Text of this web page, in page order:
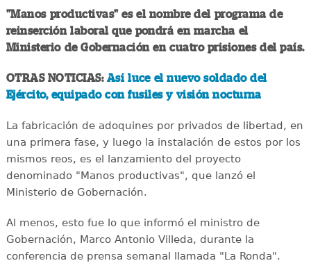
"Manos productivas" es el nombre del programa de
reinserción laboral que pondrá en marcha el
Ministerio de Gobernación en cuatro prisiones del país.
OTRAS NOTICIAS: Así luce el nuevo soldado del
Ejército, equipado con fusiles y visión nocturna
La fabricación de adoquines por privados de libertad, en
una primera fase, y luego la instalación de estos por los
mismos reos, es el lanzamiento del proyecto
denominado "Manos productivas", que lanzó el
Ministerio de Gobernación.
Al menos, esto fue lo que informó el ministro de
Gobernación, Marco Antonio Villeda, durante la
conferencia de prensa semanal llamada "La Ronda".